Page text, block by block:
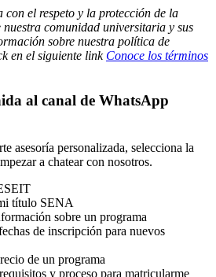
con el respeto y la protección de la
comunidad universitaria y sus
sobre nuestra política de
en el siguiente link Conoce los términos
al canal de WhatsApp
asesoría personalizada, selecciona la
a chatear con nosotros.
título SENA
sobre un programa
de inscripción para nuevos
de un programa
y proceso para matricularme